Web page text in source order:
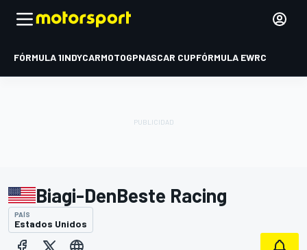
FÓRMULA 1INDYCARMOTOGPNASCAR CUPFÓRMULA EWRC
Biagi-DenBeste Racing
PAÍS
Estados Unidos